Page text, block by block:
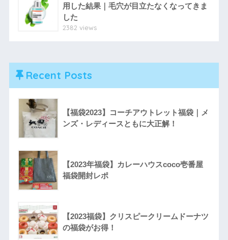
用した結果｜毛穴が目立たなくなってきま
した
2382 views
Recent Posts
【福袋2023】コーチアウトレット福袋｜メ
ンズ・レディースともに大正解！
【2023年福袋】カレーハウスcoco壱番屋
福袋開封レポ
【2023福袋】クリスピークリームドーナツ
の福袋がお得！